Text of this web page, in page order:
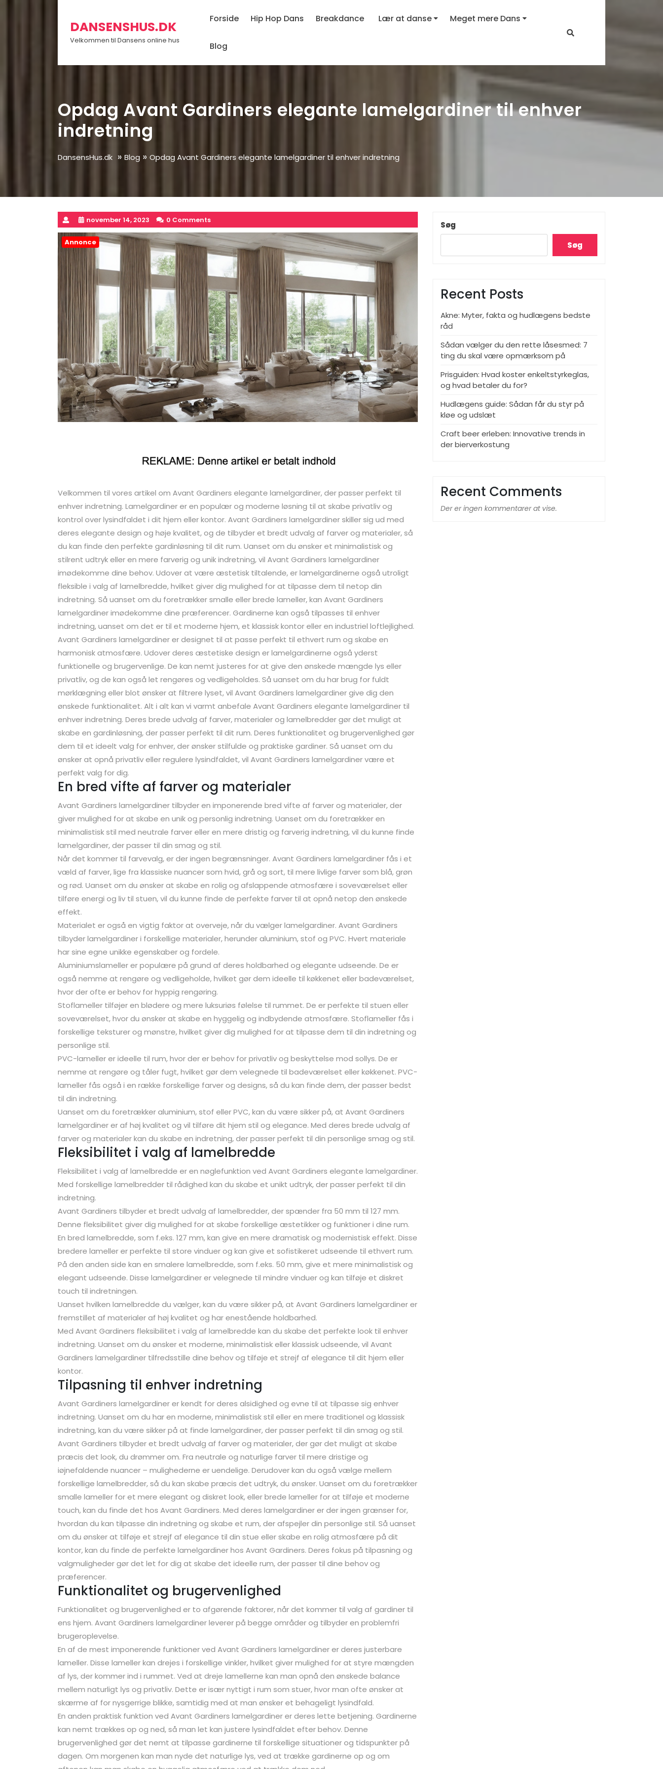
DANSENSHUS.DK
Velkommen til Dansens online hus
Forside Hip Hop Dans Breakdance Lær at danse Meget mere Dans
Blog
Opdag Avant Gardiners elegante lamelgardiner til enhver
indretning
DansensHus.dk » Blog » Opdag Avant Gardiners elegante lamelgardiner til enhver indretning
november 14, 2023 0 Comments
Annonce
Velkommen til vores artikel om Avant Gardiners elegante lamelgardiner, der passer perfekt til
enhver indretning. Lamelgardiner er en populær og moderne løsning til at skabe privatliv og
kontrol over lysindfaldet i dit hjem eller kontor. Avant Gardiners lamelgardiner skiller sig ud med
deres elegante design og høje kvalitet, og de tilbyder et bredt udvalg af farver og materialer, så
du kan finde den perfekte gardinløsning til dit rum. Uanset om du ønsker et minimalistisk og
stilrent udtryk eller en mere farverig og unik indretning, vil Avant Gardiners lamelgardiner
imødekomme dine behov. Udover at være æstetisk tiltalende, er lamelgardinerne også utroligt
fleksible i valg af lamelbredde, hvilket giver dig mulighed for at tilpasse dem til netop din
indretning. Så uanset om du foretrækker smalle eller brede lameller, kan Avant Gardiners
lamelgardiner imødekomme dine præferencer. Gardinerne kan også tilpasses til enhver
indretning, uanset om det er til et moderne hjem, et klassisk kontor eller en industriel loftlejlighed.
Avant Gardiners lamelgardiner er designet til at passe perfekt til ethvert rum og skabe en
harmonisk atmosfære. Udover deres æstetiske design er lamelgardinerne også yderst
funktionelle og brugervenlige. De kan nemt justeres for at give den ønskede mængde lys eller
privatliv, og de kan også let rengøres og vedligeholdes. Så uanset om du har brug for fuldt
mørklægning eller blot ønsker at filtrere lyset, vil Avant Gardiners lamelgardiner give dig den
ønskede funktionalitet. Alt i alt kan vi varmt anbefale Avant Gardiners elegante lamelgardiner til
enhver indretning. Deres brede udvalg af farver, materialer og lamelbredder gør det muligt at
skabe en gardinløsning, der passer perfekt til dit rum. Deres funktionalitet og brugervenlighed gør
dem til et ideelt valg for enhver, der ønsker stilfulde og praktiske gardiner. Så uanset om du
ønsker at opnå privatliv eller regulere lysindfaldet, vil Avant Gardiners lamelgardiner være et
perfekt valg for dig.
En bred vifte af farver og materialer
Avant Gardiners lamelgardiner tilbyder en imponerende bred vifte af farver og materialer, der
giver mulighed for at skabe en unik og personlig indretning. Uanset om du foretrækker en
minimalistisk stil med neutrale farver eller en mere dristig og farverig indretning, vil du kunne finde
lamelgardiner, der passer til din smag og stil.
Når det kommer til farvevalg, er der ingen begrænsninger. Avant Gardiners lamelgardiner fås i et
væld af farver, lige fra klassiske nuancer som hvid, grå og sort, til mere livlige farver som blå, grøn
og rød. Uanset om du ønsker at skabe en rolig og afslappende atmosfære i soveværelset eller
tilføre energi og liv til stuen, vil du kunne finde de perfekte farver til at opnå netop den ønskede
effekt.
Materialet er også en vigtig faktor at overveje, når du vælger lamelgardiner. Avant Gardiners
tilbyder lamelgardiner i forskellige materialer, herunder aluminium, stof og PVC. Hvert materiale
har sine egne unikke egenskaber og fordele.
Aluminiumslameller er populære på grund af deres holdbarhed og elegante udseende. De er
også nemme at rengøre og vedligeholde, hvilket gør dem ideelle til køkkenet eller badeværelset,
hvor der ofte er behov for hyppig rengøring.
Stoflameller tilføjer en blødere og mere luksuriøs følelse til rummet. De er perfekte til stuen eller
soveværelset, hvor du ønsker at skabe en hyggelig og indbydende atmosfære. Stoflameller fås i
forskellige teksturer og mønstre, hvilket giver dig mulighed for at tilpasse dem til din indretning og
personlige stil.
PVC-lameller er ideelle til rum, hvor der er behov for privatliv og beskyttelse mod sollys. De er
nemme at rengøre og tåler fugt, hvilket gør dem velegnede til badeværelset eller køkkenet. PVC-
lameller fås også i en række forskellige farver og designs, så du kan finde dem, der passer bedst
til din indretning.
Uanset om du foretrækker aluminium, stof eller PVC, kan du være sikker på, at Avant Gardiners
lamelgardiner er af høj kvalitet og vil tilføre dit hjem stil og elegance. Med deres brede udvalg af
farver og materialer kan du skabe en indretning, der passer perfekt til din personlige smag og stil.
Fleksibilitet i valg af lamelbredde
Fleksibilitet i valg af lamelbredde er en nøglefunktion ved Avant Gardiners elegante lamelgardiner.
Med forskellige lamelbredder til rådighed kan du skabe et unikt udtryk, der passer perfekt til din
indretning.
Avant Gardiners tilbyder et bredt udvalg af lamelbredder, der spænder fra 50 mm til 127 mm.
Denne fleksibilitet giver dig mulighed for at skabe forskellige æstetikker og funktioner i dine rum.
En bred lamelbredde, som f.eks. 127 mm, kan give en mere dramatisk og modernistisk effekt. Disse
bredere lameller er perfekte til store vinduer og kan give et sofistikeret udseende til ethvert rum.
På den anden side kan en smalere lamelbredde, som f.eks. 50 mm, give et mere minimalistisk og
elegant udseende. Disse lamelgardiner er velegnede til mindre vinduer og kan tilføje et diskret
touch til indretningen.
Uanset hvilken lamelbredde du vælger, kan du være sikker på, at Avant Gardiners lamelgardiner er
fremstillet af materialer af høj kvalitet og har enestående holdbarhed.
Med Avant Gardiners fleksibilitet i valg af lamelbredde kan du skabe det perfekte look til enhver
indretning. Uanset om du ønsker et moderne, minimalistisk eller klassisk udseende, vil Avant
Gardiners lamelgardiner tilfredsstille dine behov og tilføje et strejf af elegance til dit hjem eller
kontor.
Tilpasning til enhver indretning
Avant Gardiners lamelgardiner er kendt for deres alsidighed og evne til at tilpasse sig enhver
indretning. Uanset om du har en moderne, minimalistisk stil eller en mere traditionel og klassisk
indretning, kan du være sikker på at finde lamelgardiner, der passer perfekt til din smag og stil.
Avant Gardiners tilbyder et bredt udvalg af farver og materialer, der gør det muligt at skabe
præcis det look, du drømmer om. Fra neutrale og naturlige farver til mere dristige og
iøjnefaldende nuancer – mulighederne er uendelige. Derudover kan du også vælge mellem
forskellige lamelbredder, så du kan skabe præcis det udtryk, du ønsker. Uanset om du foretrækker
smalle lameller for et mere elegant og diskret look, eller brede lameller for at tilføje et moderne
touch, kan du finde det hos Avant Gardiners. Med deres lamelgardiner er der ingen grænser for,
hvordan du kan tilpasse din indretning og skabe et rum, der afspejler din personlige stil. Så uanset
om du ønsker at tilføje et strejf af elegance til din stue eller skabe en rolig atmosfære på dit
kontor, kan du finde de perfekte lamelgardiner hos Avant Gardiners. Deres fokus på tilpasning og
valgmuligheder gør det let for dig at skabe det ideelle rum, der passer til dine behov og
præferencer.
Funktionalitet og brugervenlighed
Funktionalitet og brugervenlighed er to afgørende faktorer, når det kommer til valg af gardiner til
ens hjem. Avant Gardiners lamelgardiner leverer på begge områder og tilbyder en problemfri
brugeroplevelse.
En af de mest imponerende funktioner ved Avant Gardiners lamelgardiner er deres justerbare
lameller. Disse lameller kan drejes i forskellige vinkler, hvilket giver mulighed for at styre mængden
af lys, der kommer ind i rummet. Ved at dreje lamellerne kan man opnå den ønskede balance
mellem naturligt lys og privatliv. Dette er især nyttigt i rum som stuer, hvor man ofte ønsker at
skærme af for nysgerrige blikke, samtidig med at man ønsker et behageligt lysindfald.
En anden praktisk funktion ved Avant Gardiners lamelgardiner er deres lette betjening. Gardinerne
kan nemt trækkes op og ned, så man let kan justere lysindfaldet efter behov. Denne
brugervenlighed gør det nemt at tilpasse gardinerne til forskellige situationer og tidspunkter på
dagen. Om morgenen kan man nyde det naturlige lys, ved at trække gardinerne op og om
Søg
Søg
Recent Posts
Akne: Myter, fakta og hudlægens bedste
råd
Sådan vælger du den rette låsesmed: 7
ting du skal være opmærksom på
Prisguiden: Hvad koster enkeltstyrkeglas,
og hvad betaler du for?
Hudlægens guide: Sådan får du styr på
kløe og udslæt
Craft beer erleben: Innovative trends in
der bierverkostung
Recent Comments
Der er ingen kommentarer at vise.